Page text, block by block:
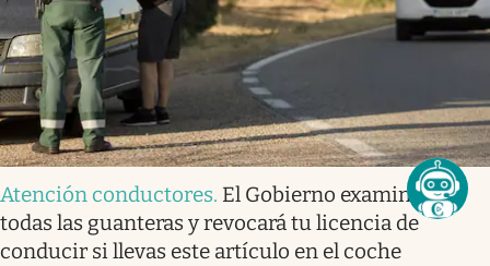
Atención conductores. El Gobierno examinará
todas las guanteras y revocará tu licencia de
conducir si llevas este artículo en el coche